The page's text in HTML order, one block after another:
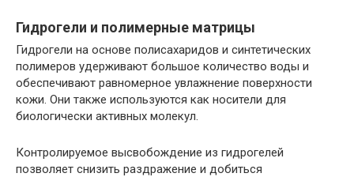
Гидрогели и полимерные матрицы
Гидрогели на основе полисахаридов и синтетических
полимеров удерживают большое количество воды и
обеспечивают равномерное увлажнение поверхности
кожи. Они также используются как носители для
биологически активных молекул.
Контролируемое высвобождение из гидрогелей
позволяет снизить раздражение и добиться